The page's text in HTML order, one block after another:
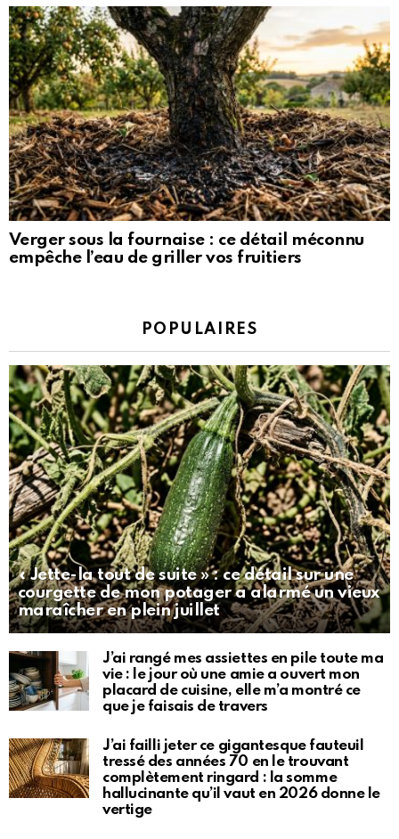
Verger sous la fournaise : ce détail méconnu
empêche l’eau de griller vos fruitiers
POPULAIRES
« Jette-la tout de suite » : ce détail sur une
courgette de mon potager a alarmé un vieux
maraîcher en plein juillet
J’ai rangé mes assiettes en pile toute ma
vie : le jour où une amie a ouvert mon
placard de cuisine, elle m’a montré ce
que je faisais de travers
J’ai failli jeter ce gigantesque fauteuil
tressé des années 70 en le trouvant
complètement ringard : la somme
hallucinante qu’il vaut en 2026 donne le
vertige